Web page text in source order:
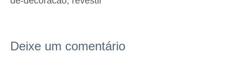
Deixe um comentário